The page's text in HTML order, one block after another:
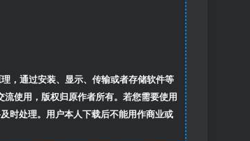
，通过安装、显示、传输或者存储软件等
使用，版权归原作者所有。若您需要使用
时处理。用户本人下载后不能用作商业或